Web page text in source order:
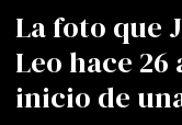
La foto que
Leo hace
inicio de